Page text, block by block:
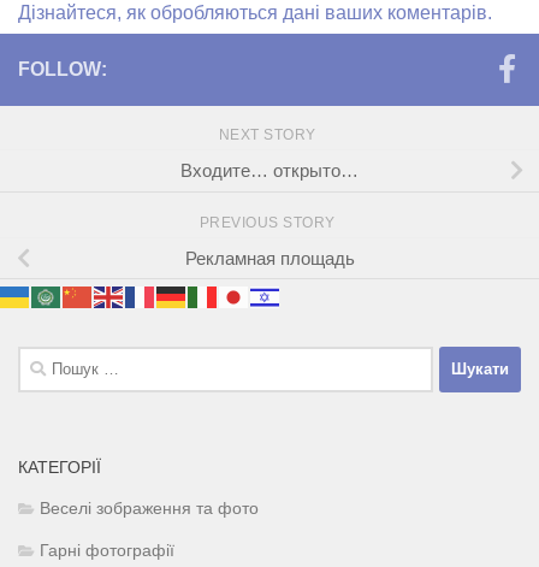
Дізнайтеся, як обробляються дані ваших коментарів.
FOLLOW:
NEXT STORY
Входите… открыто…
PREVIOUS STORY
Рекламная площадь
Пошук:
КАТЕГОРІЇ
Веселі зображення та фото
Гарні фотографії